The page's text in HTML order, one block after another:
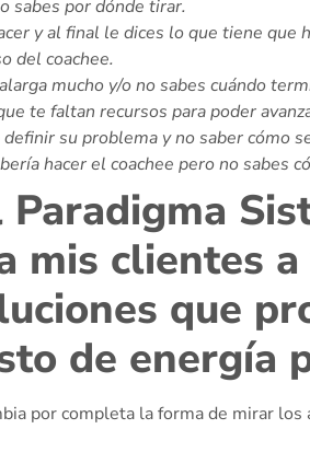
sabes por dónde tirar.
y al final le dices lo que tiene que
del coachee.
mucho y/o no sabes cuándo
te faltan recursos para poder
su problema y no saber cómo
hacer el coachee pero no sabes
Paradigma
mis clientes
que
de energía
por completa la forma de mirar